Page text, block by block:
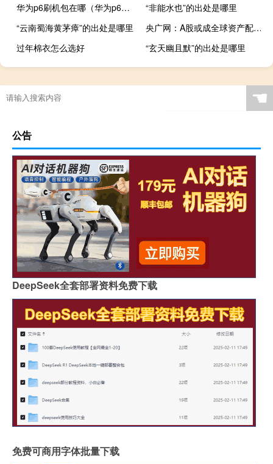
华为p6刷机包在哪（华为p6刷机包）
“非能水也”的出处是哪里
“云南蜀海黄茅瘴”的出处是哪里
央广网：A股或成全球资产配置的“核心战场”
过年棉衣怎么选好
“玄天幽且默”的出处是哪里
☚
公告
DeepSeek全套部署资料免费下载
免费可商用字体批量下载